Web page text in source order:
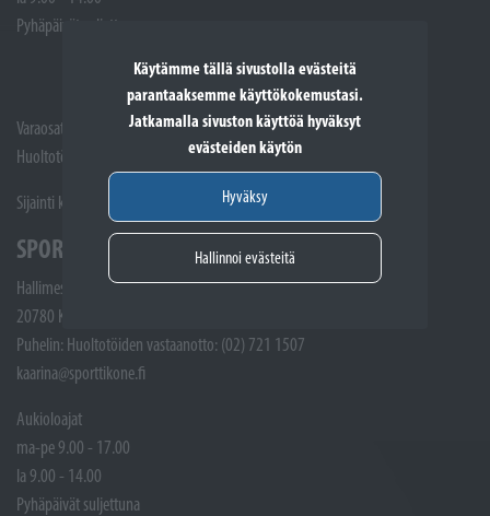
Käytämme tällä sivustolla evästeitä
parantaaksemme käyttökokemustasi.
Jatkamalla sivuston käyttöä hyväksyt
evästeiden käytön
Hyväksy
Hallinnoi evästeitä
Pyhäpäivät suljettuna
Varaosat: (02) 721 1407
Huoltotöiden vastaanotto: 02 7211405
Sijainti kartalla
SPORTTIKONE KAARINA
Hallimestarinkatu 4
20780 Kaarina
Puhelin: Huoltotöiden vastaanotto: (02) 721 1507
kaarina@sporttikone.fi
Aukioloajat
ma-pe 9.00 - 17.00
la 9.00 - 14.00
Pyhäpäivät suljettuna